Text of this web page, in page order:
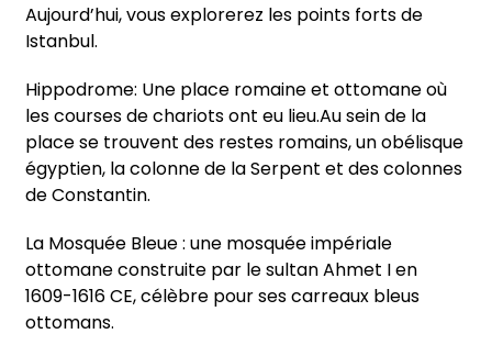
Aujourd’hui, vous explorerez les points forts de
Istanbul.
Hippodrome: Une place romaine et ottomane où
les courses de chariots ont eu lieu.Au sein de la
place se trouvent des restes romains, un obélisque
égyptien, la colonne de la Serpent et des colonnes
de Constantin.
La Mosquée Bleue : une mosquée impériale
ottomane construite par le sultan Ahmet I en
1609-1616 CE, célèbre pour ses carreaux bleus
ottomans.